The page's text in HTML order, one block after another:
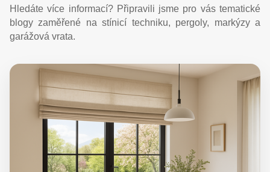
Hledáte více informací? Připravili jsme pro vás tematické
blogy zaměřené na stínicí techniku, pergoly, markýzy a
garážová vrata.